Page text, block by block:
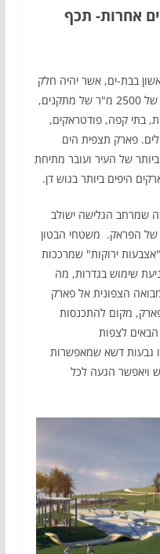
אחרות- תכף
בבת-ים, אשר יהיה חלק
מפארק תצפית הים ויתפרס על שטח של 2500 מ"ר של מתקנים,
בתי קפה, פודטראקים,
פארק תצפית הים
של העיר ועובר מתיחת
היפים ביותר בגוש דן.
שמרחב הגלישה ישולב
של הפראק. משטחי הבטון
ירוקות" שמרככות
שימוש בגדרות, מה
הצפונית אל פארק
מקום להתכנסות
לצפות
גבעות דשא שמאפשרות
ויאפשר הגעה לכל